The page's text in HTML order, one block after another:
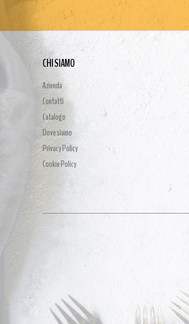
CHI SIAMO
Azienda
Contatti
Catalogo
Dove siamo
Privacy Policy
Cookie Policy